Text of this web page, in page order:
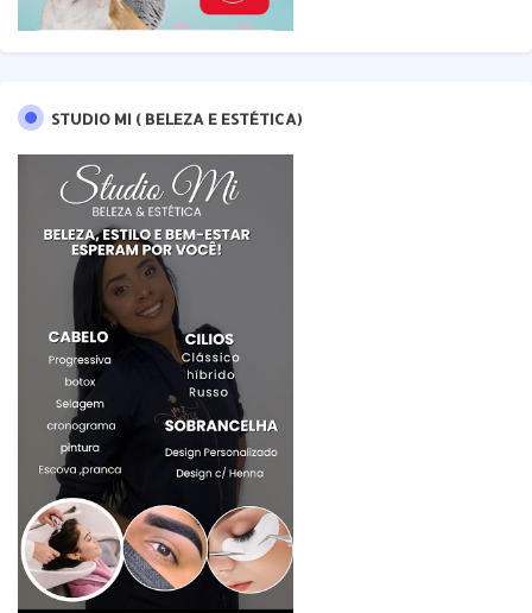
STUDIO MI ( BELEZA E ESTÉTICA)